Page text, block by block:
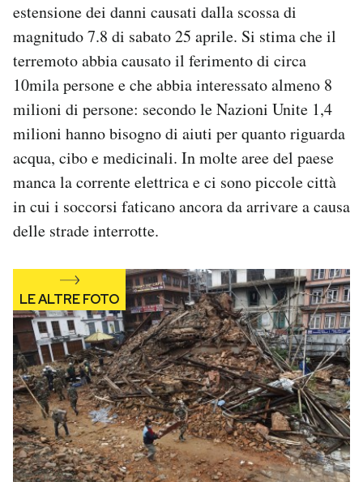
Newsletter
Notifiche mobile
Esci
estensione dei danni causati dalla scossa di
magnitudo 7.8 di sabato 25 aprile. Si stima che il
terremoto abbia causato il ferimento di circa
10mila persone e che abbia interessato almeno 8
milioni di persone: secondo le Nazioni Unite 1,4
milioni hanno bisogno di aiuti per quanto riguarda
acqua, cibo e medicinali. In molte aree del paese
manca la corrente elettrica e ci sono piccole città
in cui i soccorsi faticano ancora da arrivare a causa
delle strade interrotte.